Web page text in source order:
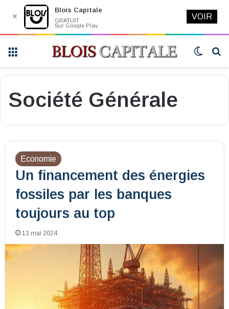
Switch
Société Générale
Economie
Un financement des énergies
fossiles par les banques
toujours au top
13 mai 2024
✕
Blois Capitale
GRATUIT
Sur Google Play
VOIR